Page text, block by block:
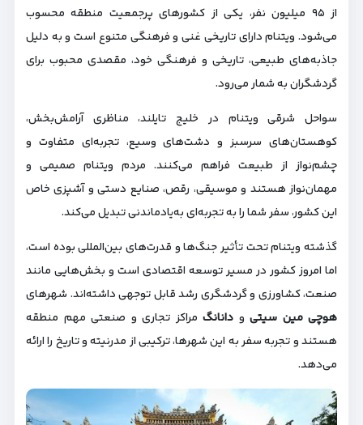
از ۹۵ میلیون نفر، یکی از کشورهای پرجمعیت منطقه محسوب
می‌شود. ویتنام دارای تاریخی غنی و فرهنگی متنوع است و به دلیل
جاذبه‌های طبیعی، تاریخی و فرهنگی خود، مقصدی محبوب برای
گردشگران به شمار می‌رود.
سواحل شرقی ویتنام در خلیج تایلند، مناظری آرامش‌بخش،
کوهستان‌های سرسبز و دشت‌های وسیع، تجربه‌ای متفاوت و
چشم‌نواز از طبیعت فراهم می‌کنند. مردم ویتنام صمیمی و
مهمان‌نواز هستند و موسیقی، رقص، صنایع دستی و آشپزی خاص
این کشور، سفر شما را به تجربه‌ای به‌یادماندنی تبدیل می‌کند.
گذشته ویتنام تحت تأثیر جنگ‌ها و قدرت‌های بین‌المللی بوده است،
اما امروز کشور در مسیر توسعه اقتصادی است و بخش‌هایی مانند
صنعت، کشاورزی و گردشگری رشد قابل توجهی داشته‌اند. شهرهای
هوچی مین سیتی و دانانگ مراکز تجاری و صنعتی مهم منطقه
هستند و تجربه سفر به این شهرها، ترکیبی از مدرنیته و تاریخ را ارائه
می‌دهد.